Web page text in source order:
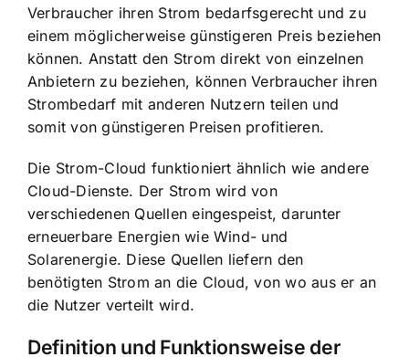
Verbraucher ihren Strom bedarfsgerecht und zu
einem möglicherweise günstigeren Preis beziehen
können. Anstatt den Strom direkt von einzelnen
Anbietern zu beziehen, können Verbraucher ihren
Strombedarf mit anderen Nutzern teilen und
somit von günstigeren Preisen profitieren.
Die Strom-Cloud funktioniert ähnlich wie andere
Cloud-Dienste. Der Strom wird von
verschiedenen Quellen eingespeist, darunter
erneuerbare Energien wie Wind- und
Solarenergie. Diese Quellen liefern den
benötigten Strom an die Cloud, von wo aus er an
die Nutzer verteilt wird.
Definition und Funktionsweise der